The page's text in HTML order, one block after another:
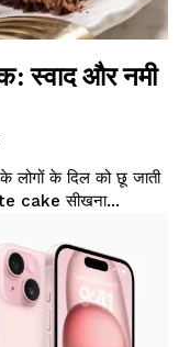
स्वाद और नमी
लोगों के दिल को छू जाती
cake सीखना...